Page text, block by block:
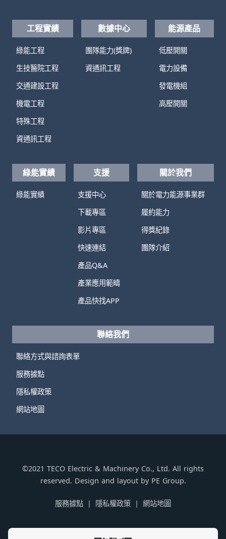
工程實績
綠能工程
生技醫院工程
交通建設工程
機電工程
特殊工程
資通訊工程
數據中心
團隊能力(獎牌)
資通訊工程
能源產品
低壓開關
電力設備
發電機組
高壓開關
綠能實績
綠能實績
支援
支援中心
下載專區
影片專區
快速連結
產品Q&A
產業應用範疇
產品快找APP
關於我們
關於電力能源事業群
履約能力
得獎紀錄
團隊介紹
聯絡我們
聯絡方式與諮詢表單
服務據點
隱私權政策
網站地圖
©2021 TECO Electric & Machinery Co., Ltd. All rights
reserved. Design and layout by PE Group.
服務據點 隱私權政策 網站地圖